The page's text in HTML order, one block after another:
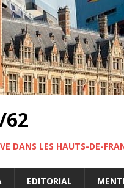
62
DANS LES HAUTS-DE-
EDITORIAL